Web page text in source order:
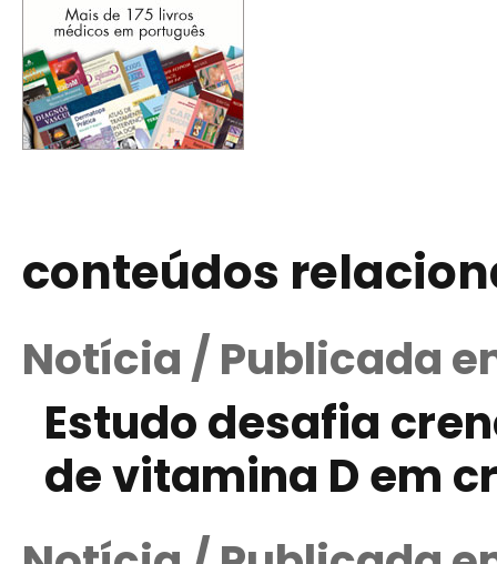
conteúdos
Notícia / Publicada
Estudo desafia
de vitamina D em